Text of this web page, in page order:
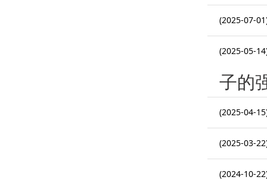
(2025-07-
(2025-05-
子的
(2025-04-
(2025-03-
(2024-10-